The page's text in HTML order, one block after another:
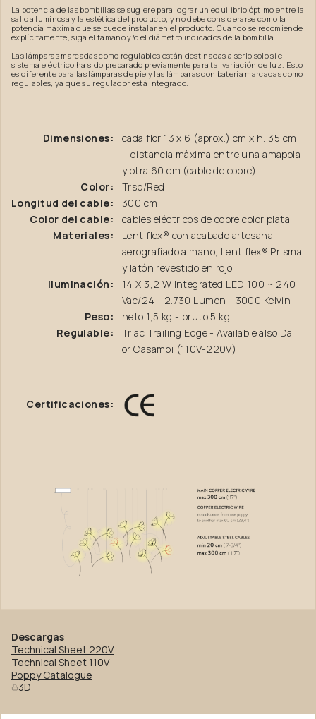
La potencia de las bombillas se sugiere para lograr un equilibrio óptimo entre la
salida luminosa y la estética del producto, y no debe considerarse como la
potencia máxima que se puede instalar en el producto. Cuando se recomiende
explícitamente, siga el tamaño y/o el diámetro indicados de la bombilla.
Las lámparas marcadas como regulables están destinadas a serlo solo si el
sistema eléctrico ha sido preparado previamente para tal variación de luz. Esto
es diferente para las lámparas de pie y las lámparas con batería marcadas como
regulables, ya que su regulador está integrado.
Dimensiones:
cada flor 13 x 6 (aprox.) cm x h. 35 cm
– distancia máxima entre una amapola
y otra 60 cm (cable de cobre)
Color:
Trsp/Red
Longitud del cable:
300 cm
Color del cable:
cables eléctricos de cobre color plata
Materiales:
Lentiflex® con acabado artesanal
aerografiado a mano, Lentiflex® Prisma
y latón revestido en rojo
Iluminación:
14 X 3,2 W Integrated LED 100 ~ 240
Vac/24 - 2.730 Lumen - 3000 Kelvin
Peso:
neto 1,5 kg - bruto 5 kg
Regulable:
Triac Trailing Edge - Available also Dali
or Casambi (110V-220V)
Certificaciones:
Descargas
Technical Sheet 220V
Technical Sheet 110V
Poppy Catalogue
3D